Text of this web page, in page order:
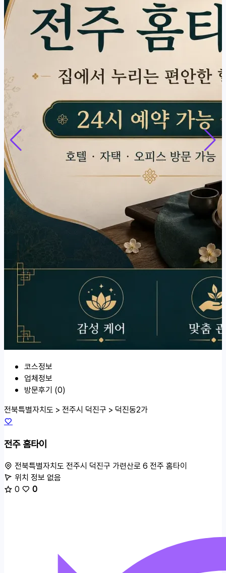
코스정보
업체정보
방문후기 (0)
전북특별자치도 > 전주시 덕진구 > 덕진동2가
전주 홈타이
전북특별자치도 전주시 덕진구 가련산로 6 전주 홈타이
위치 정보 없음
0
0